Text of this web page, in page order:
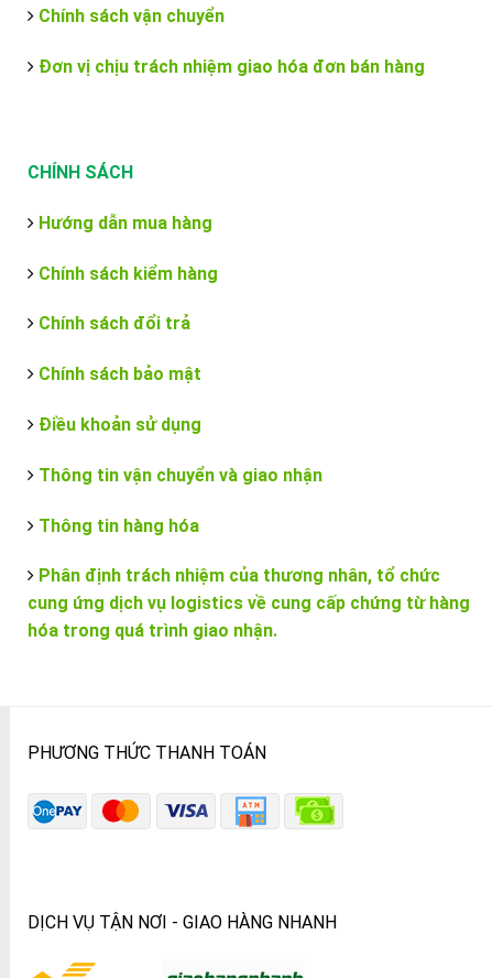
Chính sách vận chuyển
Đơn vị chịu trách nhiệm giao hóa đơn bán hàng
CHÍNH SÁCH
Hướng dẫn mua hàng
Chính sách kiểm hàng
Chính sách đổi trả
Chính sách bảo mật
Điều khoản sử dụng
Thông tin vận chuyển và giao nhận
Thông tin hàng hóa
Phân định trách nhiệm của thương nhân, tổ chức
cung ứng dịch vụ logistics về cung cấp chứng từ hàng
hóa trong quá trình giao nhận.
PHƯƠNG THỨC THANH TOÁN
DỊCH VỤ TẬN NƠI - GIAO HÀNG NHANH